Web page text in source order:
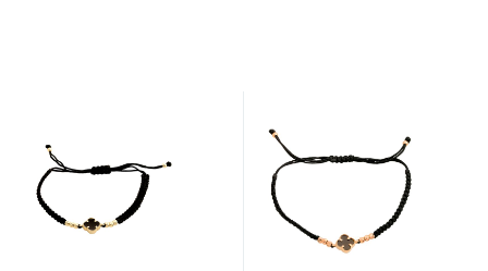
параметров.*Цвета изделий на сайте могут
незначительно отличаться от реальных из-за
особенностей цветопередачи экрана